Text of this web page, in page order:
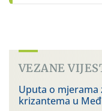
VEZANE
Uputa o mjerama
krizantema u